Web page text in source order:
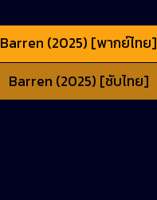
Barren (2025) [พากย์ไทย]
Barren (2025) [ซับไทย]